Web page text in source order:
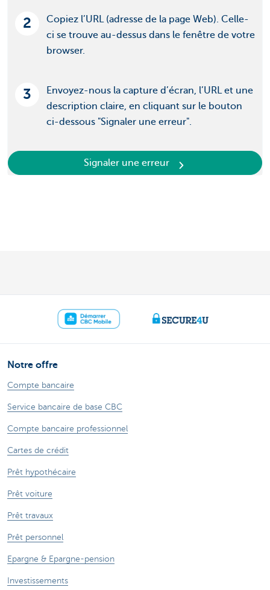
2
Copiez l’URL (adresse de la page Web). Celle-
ci se trouve au-dessus dans le fenêtre de votre
browser.
3
Envoyez-nous la capture d’écran, l’URL et une
description claire, en cliquant sur le bouton
ci-dessous "Signaler une erreur".
Signaler une erreur
Notre offre
Compte bancaire
Service bancaire de base CBC
Compte bancaire professionnel
Cartes de crédit
Prêt hypothécaire
Prêt voiture
Prêt travaux
Prêt personnel
Epargne & Epargne-pension
Investissements